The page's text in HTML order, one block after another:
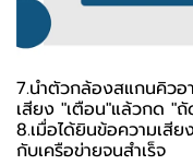
7.นำตัวกล้องสแกนคิวอ
เสียง "เตือน"แล้วกด "ถั
8.เมื่อได้ยินข้อความเสี
กับเครือข่ายจนสำเร็จ